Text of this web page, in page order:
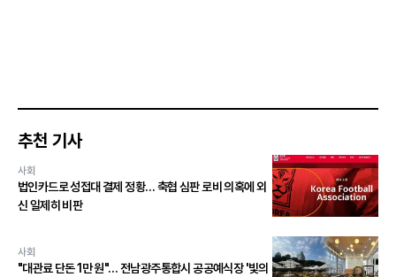
추천 기사
사회
법인카드로 성접대 결제 정황… 축협 심판 로비 의혹에 외
신 일제히 비판
사회
"대관료 단돈 1만 원"… 전남광주통합시 공공예식장 '빛의